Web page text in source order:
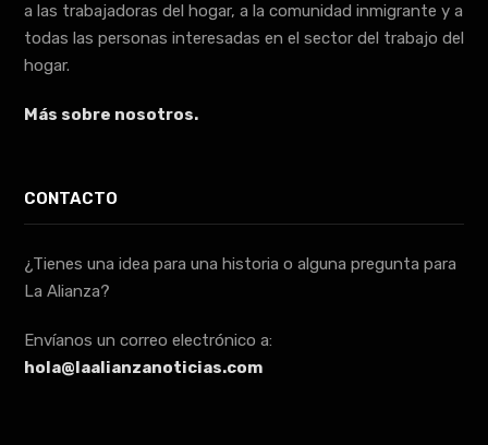
a las trabajadoras del hogar, a la comunidad inmigrante y a
todas las personas interesadas en el sector del trabajo del
hogar.
Más sobre nosotros.
CONTACTO
¿Tienes una idea para una historia o alguna pregunta para
La Alianza?
Envíanos un correo electrónico a:
hola@laalianzanoticias.com